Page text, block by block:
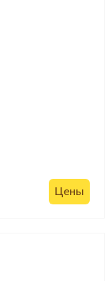
Цены